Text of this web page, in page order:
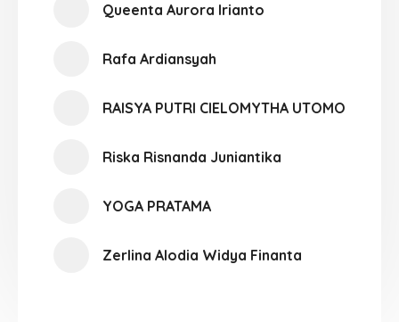
Queenta Aurora Irianto
Rafa Ardiansyah
RAISYA PUTRI CIELOMYTHA UTOMO
Riska Risnanda Juniantika
YOGA PRATAMA
Zerlina Alodia Widya Finanta